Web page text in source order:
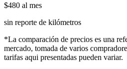
$480 al mes
sin reporte de kilómetros
*La comparación de precios es una
mercado, tomada de varios
tarifas aqui presentadas pueden variar.